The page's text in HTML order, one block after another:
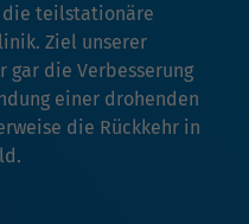
die teilstationäre
Ziel unserer
gar die Verbesserung
einer drohenden
die Rückkehr in